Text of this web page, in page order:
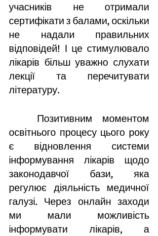
учасників не отримали
сертифікати з балами, оскільки
не надали правильних
відповідей! І це стимулювало
лікарів більш уважно слухати
лекції та перечитувати
літературу.
освітнього процесу цього року
є відновлення системи
інформування лікарів щодо
законодавчої бази, яка
регулює діяльність медичної
галузі. Через онлайн заходи
ми мали можливість
інформувати лікарів, а